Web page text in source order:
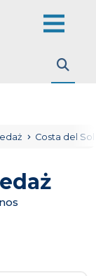
Costa del Sol